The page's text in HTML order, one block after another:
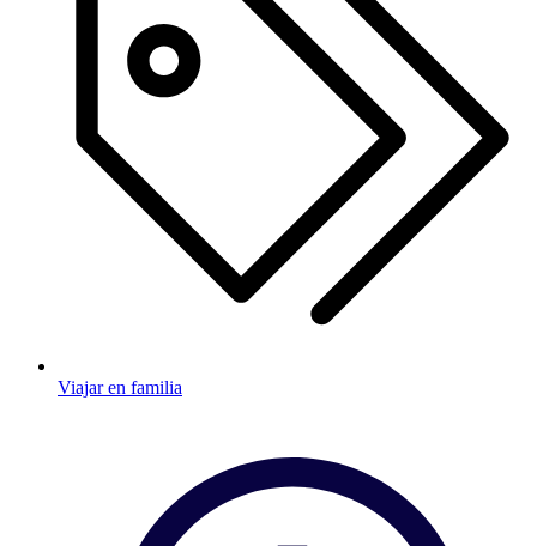
Viajar en familia